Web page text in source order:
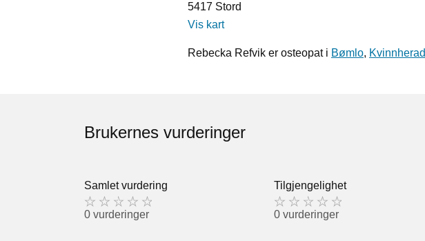
5417 Stord
Vis kart
Rebecka Refvik er osteopat i Bømlo, Kvinnherad
Brukernes vurderinger
Samlet vurdering
0 vurderinger
Tilgjengelighet
0 vurderinger